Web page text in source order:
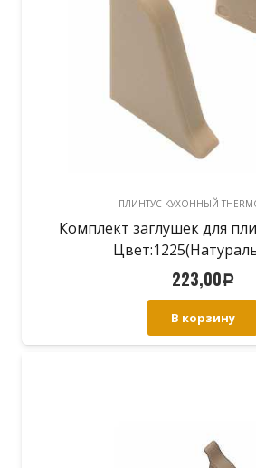
ПЛИНТУС КУХОННЫЙ
Комплект заглушек для
223,00Р
В корзину